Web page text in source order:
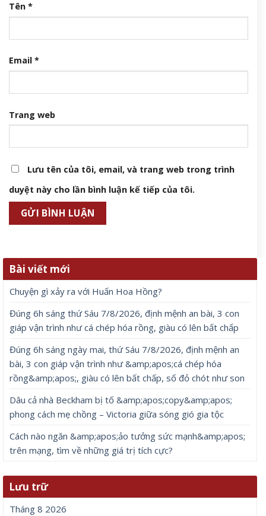
Tên *
Email *
Trang web
Lưu tên của tôi, email, và trang web trong trình
duyệt này cho lần bình luận kế tiếp của tôi.
Bài viết mới
Chuyện gì xảy ra với Huấn Hoa Hồng?
Đúng 6h sáng thứ Sáu 7/8/2026, định mệnh an bài, 3 con
giáp vận trình như cá chép hóa rồng, giàu có lên bất chấp
Đúng 6h sáng ngày mai, thứ Sáu 7/8/2026, định mệnh an
bài, 3 con giáp vận trình như &amp;apos;cá chép hóa
rồng&amp;apos;, giàu có lên bất chấp, số đỏ chót như son
Dâu cả nhà Beckham bị tố &amp;apos;copy&amp;apos;
phong cách mẹ chồng – Victoria giữa sóng gió gia tộc
Cách nào ngăn &amp;apos;ảo tưởng sức mạnh&amp;apos;
trên mạng, tìm về những giá trị tích cực?
Lưu trữ
Tháng 8 2026